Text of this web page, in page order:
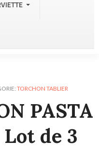
TORCHON TABLIER
PASTA
de 3